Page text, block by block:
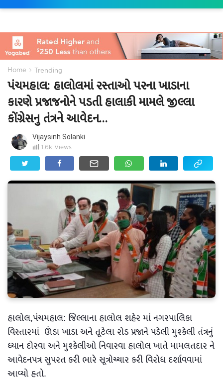
Home › Trending
પંચમહાલ: હાલોલમાં રસ્તાઓ પરના ખાડાના
કારણે પ્રજાજનોને પડતી હાલાકી મામલે જીલ્લા
કોંગ્રેસનુ તંત્રને આવેદન...
Vijaysinh Solanki
1.6k Views
હાલોલ,પંચમહાલ: જિલ્લાના હાલોલ શહેર માં નગરપાલિકા
વિસ્તારમાં ઊંડા ખાડા અને તૂટેલા રોડ પ્રજાને પડેલી મુશ્કેલી તંત્રનું
ધ્યાન દોરવા અને મુશ્કેલીઓ નિવારવા હાલોલ ખાતે મામલતદાર ને
આવેદનપત્ર સુપરત કરી ભારે સૂત્રોચ્ચાર કરી વિરોધ દર્શાવવામાં
આવ્યો હતો.